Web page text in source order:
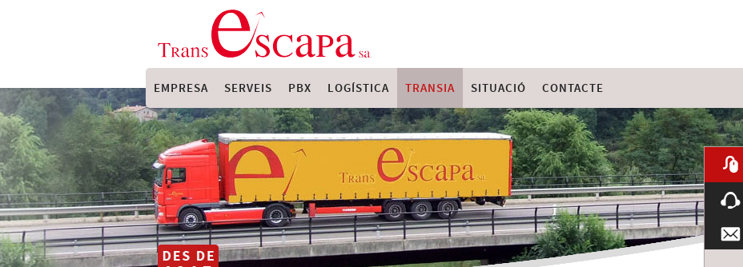
EMPRESA SERVEIS PBX LOGÍSTICA TRANSIA SITUACIÓ CONTACTE